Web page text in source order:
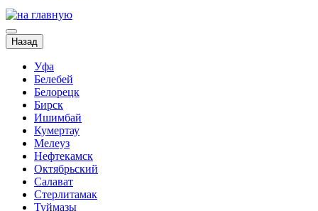
Назад
Уфа
Белебей
Белорецк
Бирск
Ишимбай
Кумертау
Мелеуз
Нефтекамск
Октябрьский
Салават
Стерлитамак
Туймазы